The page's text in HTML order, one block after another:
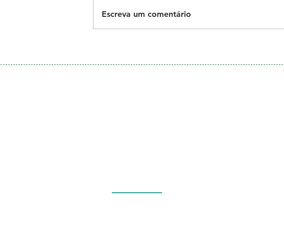
Escreva um comentário